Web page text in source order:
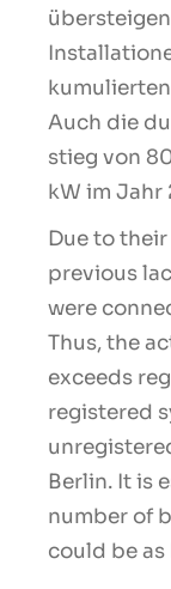
Auch die
stieg von
kW im Jahr
Due to
previous
were
Thus, the
exceeds
registered
Berlin. It is
number of
could be as